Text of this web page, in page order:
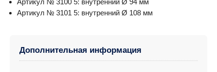
Артикул № 3101 5: внутренний Ø 108 мм
Дополнительная информация